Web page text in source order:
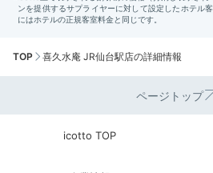
TOP 喜久水庵 JR仙台駅店の詳細情報
ページトップ
icotto TOP